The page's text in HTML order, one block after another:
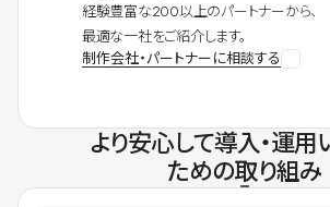
経験豊富な200以上のパートナーから、
最適な一社をご紹介します。
制作会社・パートナーに相談する
より安心して導入・運用
ための取り組み